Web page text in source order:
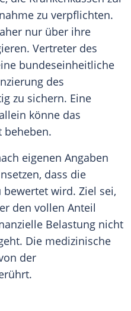
zu verpflichten.
nur über ihre
Vertreter des
bundeseinheitliche
des
zu sichern. Eine
könne das
beheben.
eigenen Angaben
dass die
wird. Ziel sei,
den vollen Anteil
Belastung nicht
Die medizinische
der